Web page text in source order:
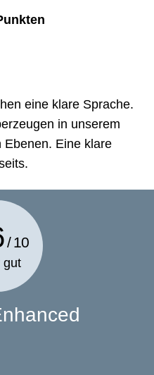
eine klare Sprache.
in unserem
Ebenen. Eine klare
gut